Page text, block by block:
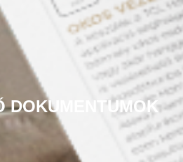
DOKUMENTUMOK